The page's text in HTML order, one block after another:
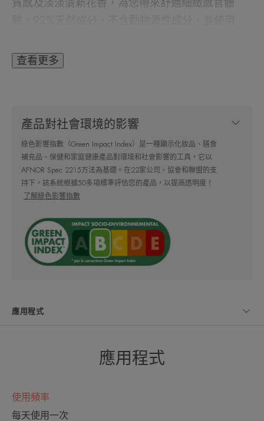
質感及淡淡清新花香，為您帶來舒適細緻感官體
• 通過延長細胞的壽命使皮膚再生。
可回收再生
玻璃樽。
*體外測試
*維他命B3對成纖維細胞倍增能力擴張的活性的測試結果。
^71位介乎35至55歲使用者使用細胞激活再生面霜的15天自我評價結果。
查看更多
產品對社會環境的影響
綠色影響指數（Green Impact Index）是一種顯示化妝品、膳食
補充品、保健和家庭健康產品對環境和社會影響的工具，它以
AFNOR Spec 2215方法為基礎。在22家公司、協會和聯盟的支
持下，該系統根據50多項標準評估您的產品，以提高透明度！
了解綠色影響指數
應用程式
應用程式
使用頻率
每天使用一次